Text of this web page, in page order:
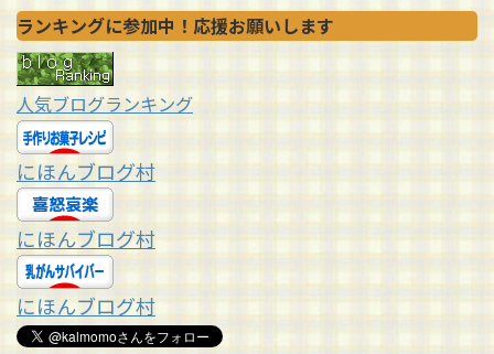
ランキングに参加中！応援お願いします
人気ブログランキング
にほんブログ村
にほんブログ村
にほんブログ村